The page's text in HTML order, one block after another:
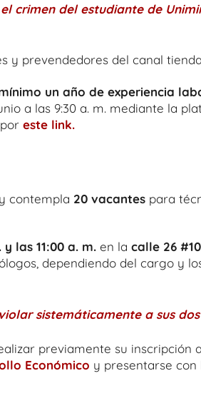
crimen del estudiante de
y prevendedores del canal
un año de experiencia
a las 9:30 a. m. mediante la
este link.
contempla 20 vacantes para
y las 11:00 a. m. en la calle 26
dependiendo del cargo y
sistemáticamente a sus
previamente su inscripción
Económico y presentarse con